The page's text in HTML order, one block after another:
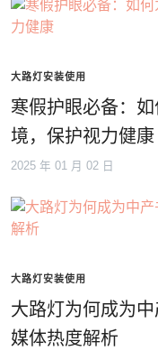
大路灯安装使用
寒假护眼必备：
境，保护视力健康
2025 年 01 月 02 日
大路灯安装使用
大路灯为何成为
媒体热度解析